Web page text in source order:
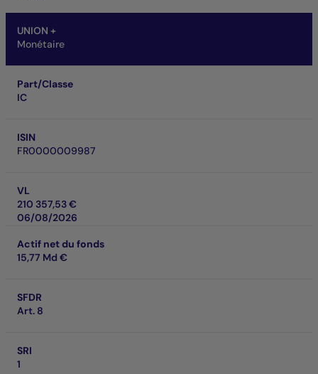
UNION +
Monétaire
Part/Classe
IC
ISIN
FR0000009987
VL
210 357,53 €
06/08/2026
Actif net du fonds
15,77 Md €
SFDR
Art. 8
SRI
1